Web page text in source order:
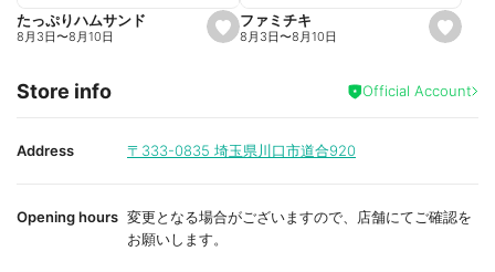
e
e
s
e
i
t
たっぷりハムサンド
8月3日〜8月10日
s
e
a
ファミチキ
8月3日〜8月10日
Store info Official Account
Address 〒333-0835 埼玉県川口市道合920
Opening hours 変更となる場合がございますので、店舗にてご確認を
お願いします。